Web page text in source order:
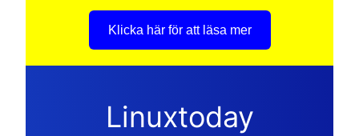
Klicka här för att läsa mer
Linuxtoday